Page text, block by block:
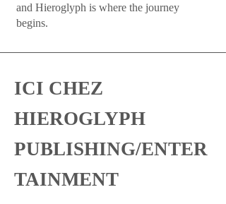
and Hieroglyph is where the journey
begins.
ICI CHEZ
HIEROGLYPH
PUBLISHING/ENTER
TAINMENT